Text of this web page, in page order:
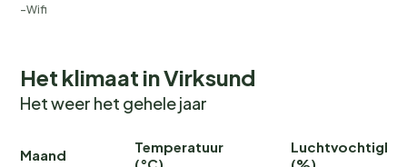
Wifi
Het klimaat in Virksund
Het weer het gehele jaar
Maand
Temperatuur